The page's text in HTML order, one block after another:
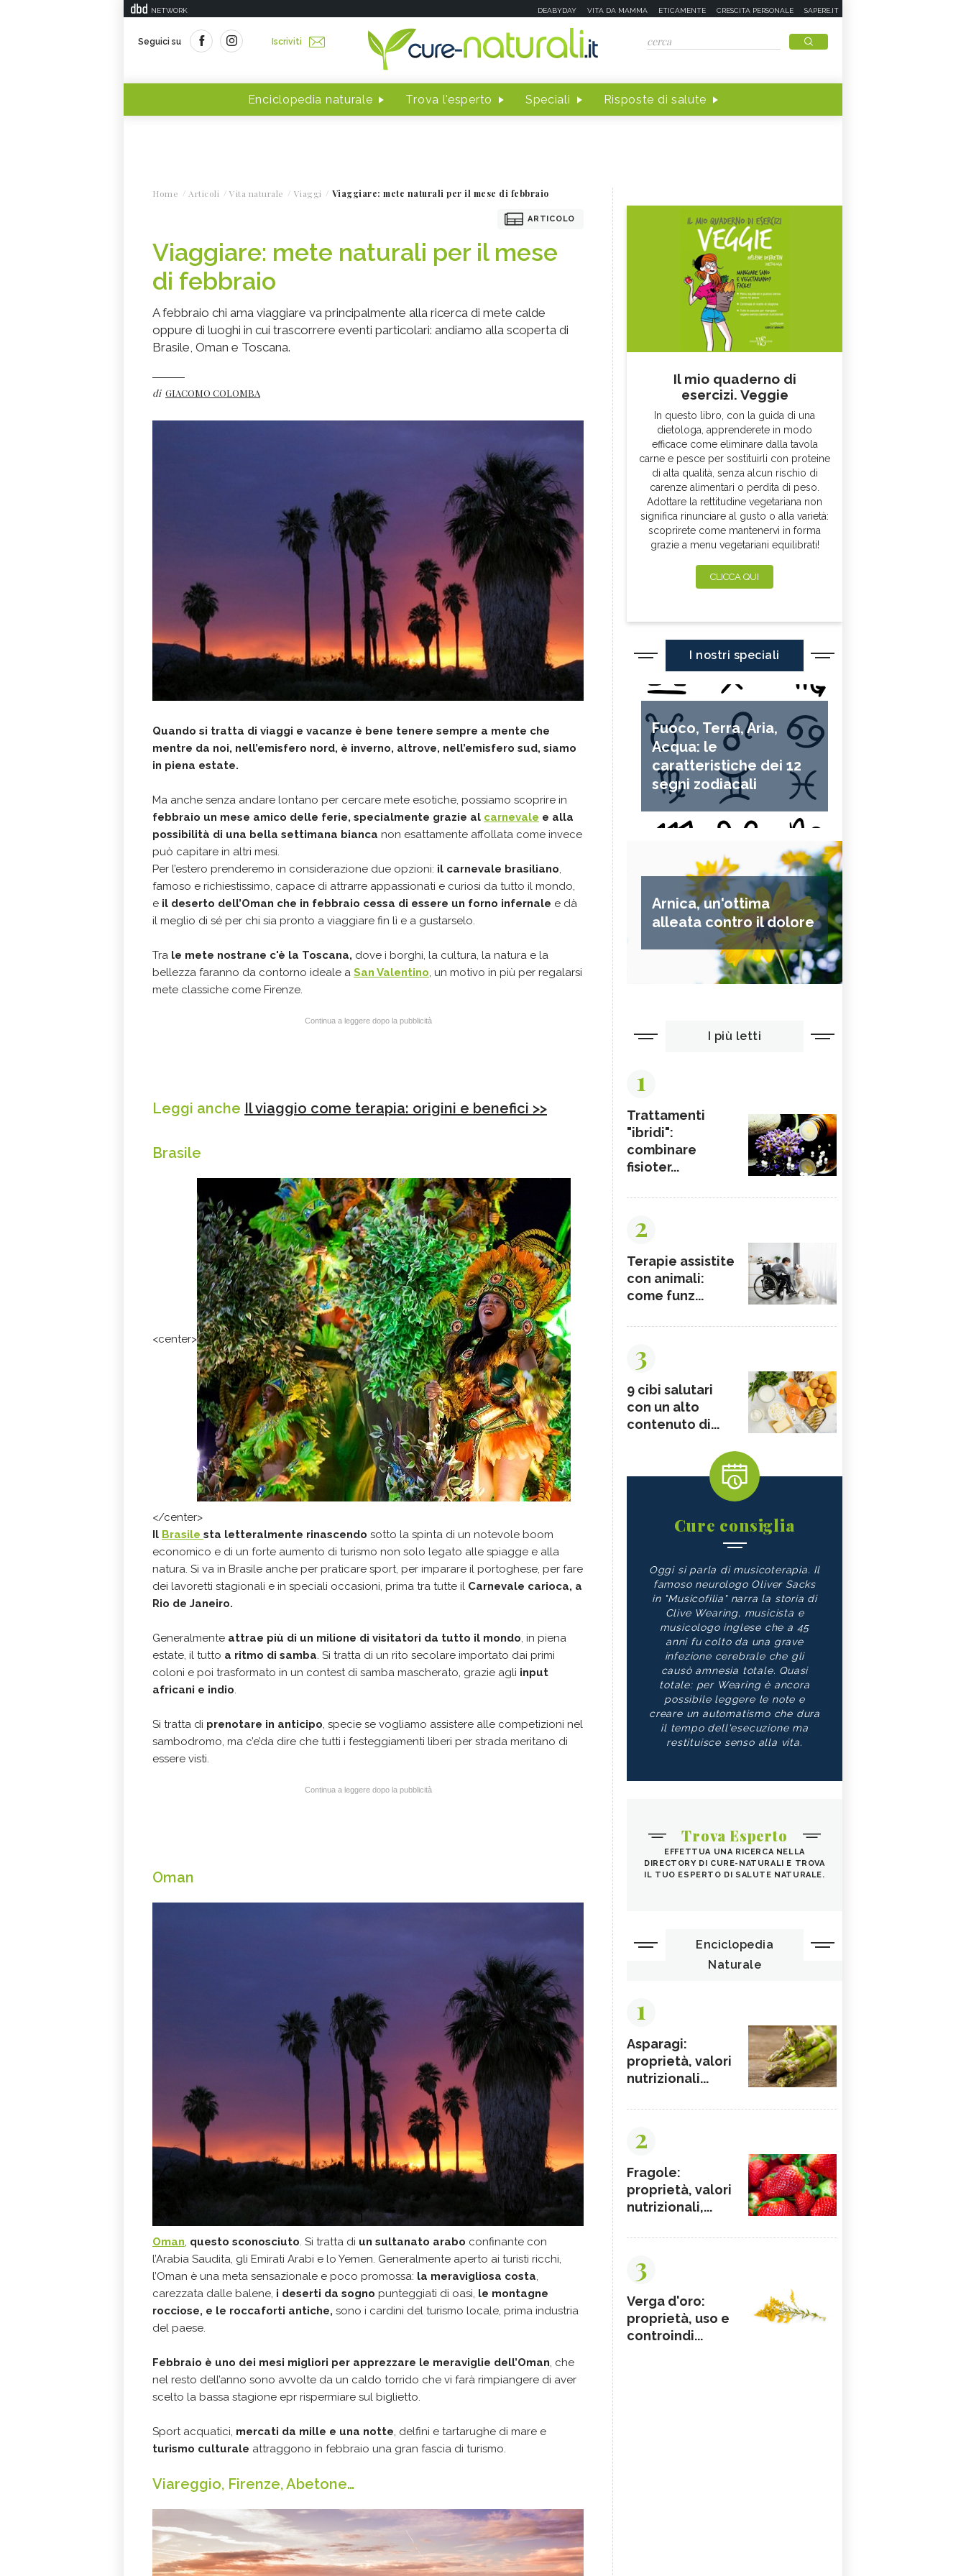
NETWORK DEABYDAY VITA DA MAMMA ETICAMENTE CRESCITA PERSONALE SAPERE.IT
Seguici su Iscriviti
Enciclopedia naturale Trova l'esperto Speciali Risposte di salute
Home Articoli Vita naturale Viaggi Viaggiare: mete naturali per il mese di febbraio
ARTICOLO
Viaggiare: mete naturali per il mese
di febbraio
A febbraio chi ama viaggiare va principalmente alla ricerca di mete calde
oppure di luoghi in cui trascorrere eventi particolari: andiamo alla scoperta di
Brasile, Oman e Toscana.
di GIACOMO COLOMBA
Quando si tratta di viaggi e vacanze è bene tenere sempre a mente che
mentre da noi, nell’emisfero nord, è inverno, altrove, nell’emisfero sud, siamo
in piena estate.
Ma anche senza andare lontano per cercare mete esotiche, possiamo scoprire in
febbraio un mese amico delle ferie, specialmente grazie al carnevale e alla
possibilità di una bella settimana bianca non esattamente affollata come invece
può capitare in altri mesi.
Per l’estero prenderemo in considerazione due opzioni: il carnevale brasiliano,
famoso e richiestissimo, capace di attrarre appassionati e curiosi da tutto il mondo,
e il deserto dell’Oman che in febbraio cessa di essere un forno infernale e dà
il meglio di sé per chi sia pronto a viaggiare fin lì e a gustarselo.
Tra le mete nostrane c'è la Toscana, dove i borghi, la cultura, la natura e la
bellezza faranno da contorno ideale a San Valentino, un motivo in più per regalarsi
mete classiche come Firenze.
Continua a leggere dopo la pubblicità
Leggi anche Il viaggio come terapia: origini e benefici >>
Brasile
<center>
</center>
Il Brasile sta letteralmente rinascendo sotto la spinta di un notevole boom
economico e di un forte aumento di turismo non solo legato alle spiagge e alla
natura. Si va in Brasile anche per praticare sport, per imparare il portoghese, per fare
dei lavoretti stagionali e in speciali occasioni, prima tra tutte il Carnevale carioca, a
Rio de Janeiro.
Generalmente attrae più di un milione di visitatori da tutto il mondo, in piena
estate, il tutto a ritmo di samba. Si tratta di un rito secolare importato dai primi
coloni e poi trasformato in un contest di samba mascherato, grazie agli input
africani e indio.
Si tratta di prenotare in anticipo, specie se vogliamo assistere alle competizioni nel
sambodromo, ma c’e’da dire che tutti i festeggiamenti liberi per strada meritano di
essere visti.
Continua a leggere dopo la pubblicità
Oman
Oman, questo sconosciuto. Si tratta di un sultanato arabo confinante con
l’Arabia Saudita, gli Emirati Arabi e lo Yemen. Generalmente aperto ai turisti ricchi,
l’Oman è una meta sensazionale e poco promossa: la meravigliosa costa,
carezzata dalle balene, i deserti da sogno punteggiati di oasi, le montagne
rocciose, e le roccaforti antiche, sono i cardini del turismo locale, prima industria
del paese.
Febbraio è uno dei mesi migliori per apprezzare le meraviglie dell’Oman, che
nel resto dell’anno sono avvolte da un caldo torrido che vi farà rimpiangere di aver
scelto la bassa stagione epr rispermiare sul biglietto.
Sport acquatici, mercati da mille e una notte, delfini e tartarughe di mare e
turismo culturale attraggono in febbraio una gran fascia di turismo.
Viareggio, Firenze, Abetone…
Il mio quaderno di
esercizi. Veggie
In questo libro, con la guida di una
dietologa, apprenderete in modo
efficace come eliminare dalla tavola
carne e pesce per sostituirli con proteine
di alta qualità, senza alcun rischio di
carenze alimentari o perdita di peso.
Adottare la rettitudine vegetariana non
significa rinunciare al gusto o alla varietà:
scoprirete come mantenervi in forma
grazie a menu vegetariani equilibrati!
CLICCA QUI
I nostri speciali
Fuoco, Terra, Aria,
Acqua: le
caratteristiche dei 12
segni zodiacali
Arnica, un'ottima
alleata contro il dolore
I più letti
1
Trattamenti
"ibridi":
combinare
fisioter...
2
Terapie assistite
con animali:
come funz...
3
9 cibi salutari
con un alto
contenuto di...
Cure consiglia
Oggi si parla di musicoterapia. Il
famoso neurologo Oliver Sacks
in "Musicofilia" narra la storia di
Clive Wearing, musicista e
musicologo inglese che a 45
anni fu colto da una grave
infezione cerebrale che gli
causò amnesia totale. Quasi
totale: per Wearing è ancora
possibile leggere le note e
creare un automatismo che dura
il tempo dell'esecuzione ma
restituisce senso alla vita.
Trova Esperto
EFFETTUA UNA RICERCA NELLA
DIRECTORY DI CURE-NATURALI E TROVA
IL TUO ESPERTO DI SALUTE NATURALE.
Enciclopedia
Naturale
1
Asparagi:
proprietà, valori
nutrizionali...
2
Fragole:
proprietà, valori
nutrizionali,...
3
Verga d'oro:
proprietà, uso e
controindi...